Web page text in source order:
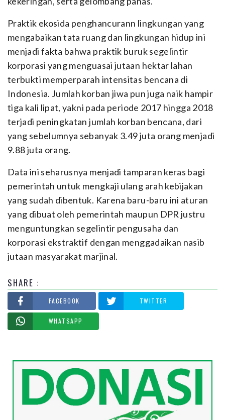
Praktik ekosida penghancurann lingkungan yang
mengabaikan tata ruang dan lingkungan hidup ini
menjadi fakta bahwa praktik buruk segelintir
korporasi yang menguasai jutaan hektar lahan
terbukti memperparah intensitas bencana di
Indonesia. Jumlah korban jiwa pun juga naik hampir
tiga kali lipat, yakni pada periode 2017 hingga 2018
terjadi peningkatan jumlah korban bencana, dari
yang sebelumnya sebanyak 3.49 juta orang menjadi
9.88 juta orang.
Data ini seharusnya menjadi tamparan keras bagi
pemerintah untuk mengkaji ulang arah kebijakan
yang sudah dibentuk. Karena baru-baru ini aturan
yang dibuat oleh pemerintah maupun DPR justru
menguntungkan segelintir pengusaha dan
korporasi ekstraktif dengan menggadaikan nasib
jutaan masyarakat marjinal.
SHARE :
FACEBOOK TWITTER
WHATSAPP